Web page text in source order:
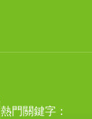
熱門關鍵字：